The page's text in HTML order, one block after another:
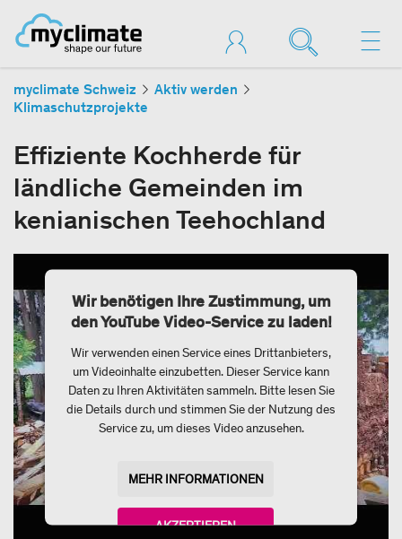
myclimate Schweiz
Aktiv werden
Klimaschutzprojekte
Effiziente Kochherde für
ländliche Gemeinden im
kenianischen Teehochland
Wir benötigen Ihre Zustimmung, um
den YouTube Video-Service zu laden!
Wir verwenden einen Service eines Drittanbieters,
um Videoinhalte einzubetten. Dieser Service kann
Daten zu Ihren Aktivitäten sammeln. Bitte lesen Sie
die Details durch und stimmen Sie der Nutzung des
Service zu, um dieses Video anzusehen.
MEHR INFORMATIONEN
AKZEPTIEREN